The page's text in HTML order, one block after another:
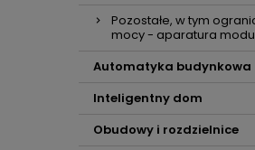
Pozostałe, w tym
mocy - aparatura
Automatyka budynkowa
Inteligentny dom
Obudowy i rozdzielnice